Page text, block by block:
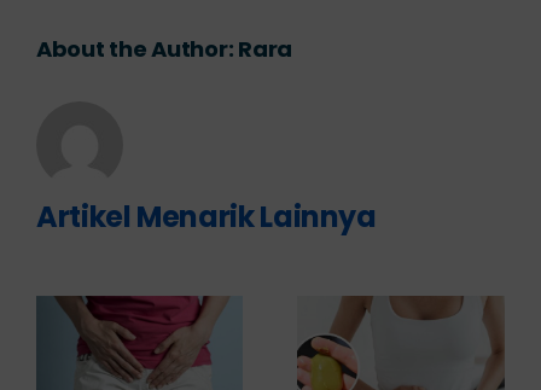
About the Author: Rara
Artikel Menarik Lainnya